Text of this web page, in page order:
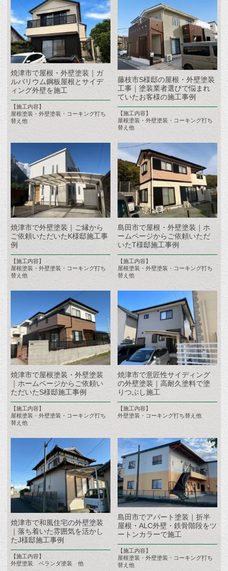
焼津市で屋根・外壁塗装｜ガ
ルバリウム鋼板屋根とサイデ
ィング外壁を施工
【施工内容】
屋根塗装・外壁塗装・コーキング打ち
替え他
藤枝市S様邸の屋根・外壁塗装
工事｜塗装業者選びで悩まれ
ていたお客様の施工事例
【施工内容】
屋根塗装・外壁塗装・コーキング打ち
替え他
焼津市で外壁塗装｜ご縁から
ご依頼いただいたK様邸施工事
例
【施工内容】
屋根塗装・外壁塗装・コーキング打ち
替え他
島田市で屋根・外壁塗装｜ホ
ームページからご依頼いただ
いたT様邸施工事例
【施工内容】
屋根塗装・外壁塗装・コーキング打ち
替え他
焼津市で屋根塗装・外壁塗装
｜ホームページからご依頼い
ただいたS様邸施工事例
【施工内容】
屋根塗装・外壁塗装・コーキング打ち
替え他
焼津市で意匠性サイディング
の外壁塗装｜高耐久塗料で塗
りつぶし施工
【施工内容】
外壁塗装・コーキング打ち替え他
焼津市で和風住宅の外壁塗装
｜落ち着いた雰囲気を活かし
たJ様邸施工事例
【施工内容】
外壁塗装 ベランダ塗装 他
島田市でアパート塗装｜折半
屋根・ALC外壁・鉄骨階段をツ
ートンカラーで施工
【施工内容】
屋根塗装・外壁塗装・コーキング打ち
替え他